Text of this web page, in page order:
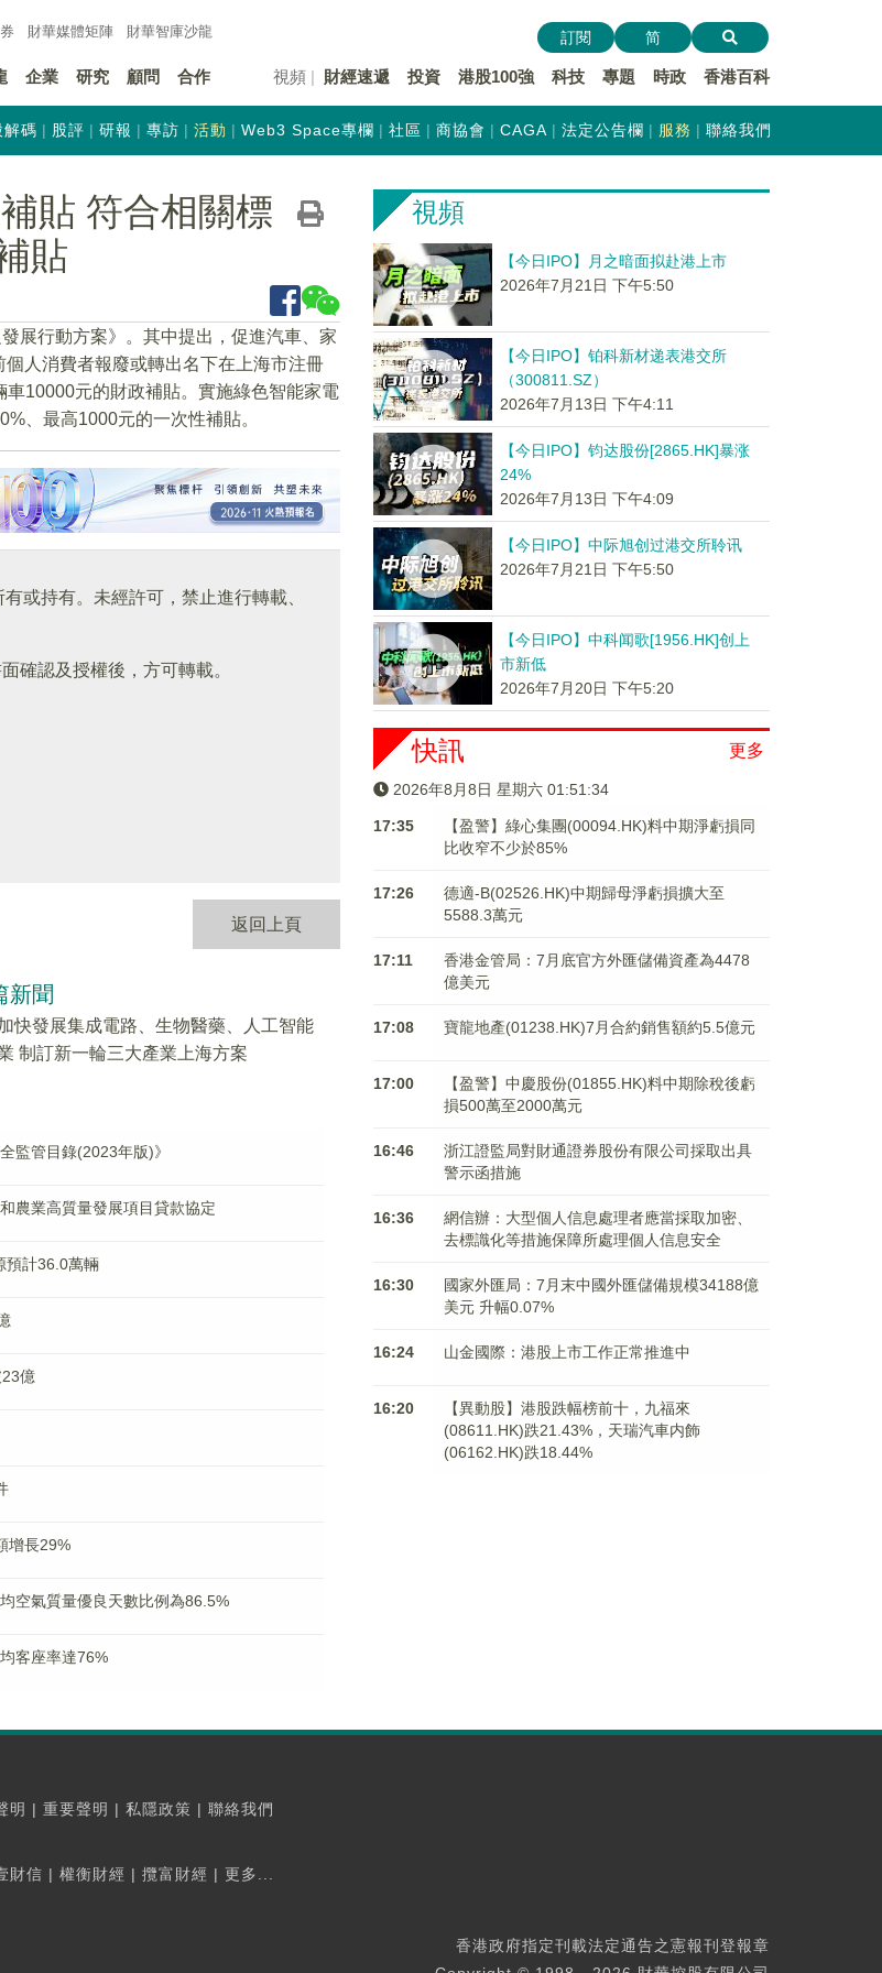
財華媒體矩陣 財華智庫沙龍
企業 研究 顧問 合作 視頻 財經速遞 投資 港股100強 科技 專題 時政 香港百科
訂閱 简
解碼 股評 研報 專訪 活動 Web3 Space專欄 社區 商協會 CAGA 法定公告欄 服務 聯絡我們
貼 符合相關標
貼
展行動方案》。其中提出，促進汽車、家
人消費者報廢或轉出名下在上海市注冊
10000元的財政補貼。實施綠色智能家電
、最高1000元的一次性補貼。
或持有。未經許可，禁止進行轉載、
面確認及授權後，方可轉載。
返回上頁
新聞
加快發展集成電路、生物醫藥、人工智能
制訂新一輪三大產業上海方案
監管目錄(2023年版)》
農業高質量發展項目貸款協定
預計36.0萬輛
億
增長29%
空氣質量優良天數比例為86.5%
客座率達76%
視頻
【今日IPO】月之暗面拟赴港上市
2026年7月21日 下午5:50
【今日IPO】铂科新材递表港交所
（300811.SZ）
2026年7月13日 下午4:11
【今日IPO】钧达股份[2865.HK]暴涨
24%
2026年7月13日 下午4:09
【今日IPO】中际旭创过港交所聆讯
2026年7月21日 下午5:50
【今日IPO】中科闻歌[1956.HK]创上
市新低
2026年7月20日 下午5:20
更多
快訊
2026年8月8日 星期六 01:51:34
17:35
【盈警】綠心集團(00094.HK)料中期淨虧損同
比收窄不少於85%
17:26
德適-B(02526.HK)中期歸母淨虧損擴大至
5588.3萬元
17:11
香港金管局：7月底官方外匯儲備資產為4478
億美元
17:08 寶龍地產(01238.HK)7月合約銷售額約5.5億元
17:00
【盈警】中慶股份(01855.HK)料中期除稅後虧
損500萬至2000萬元
16:46
浙江證監局對財通證券股份有限公司採取出具
警示函措施
16:36
網信辦：大型個人信息處理者應當採取加密、
去標識化等措施保障所處理個人信息安全
16:30
國家外匯局：7月末中國外匯儲備規模34188億
美元 升幅0.07%
16:24 山金國際：港股上市工作正常推進中
16:20
【異動股】港股跌幅榜前十，九福來
(08611.HK)跌21.43%，天瑞汽車内飾
(06162.HK)跌18.44%
明 | 重要聲明 | 私隱政策 | 聯絡我們
財信 | 權衡財經 | 攬富財經 | 更多...
香港政府指定刊載法定通告之憲報刊登報章